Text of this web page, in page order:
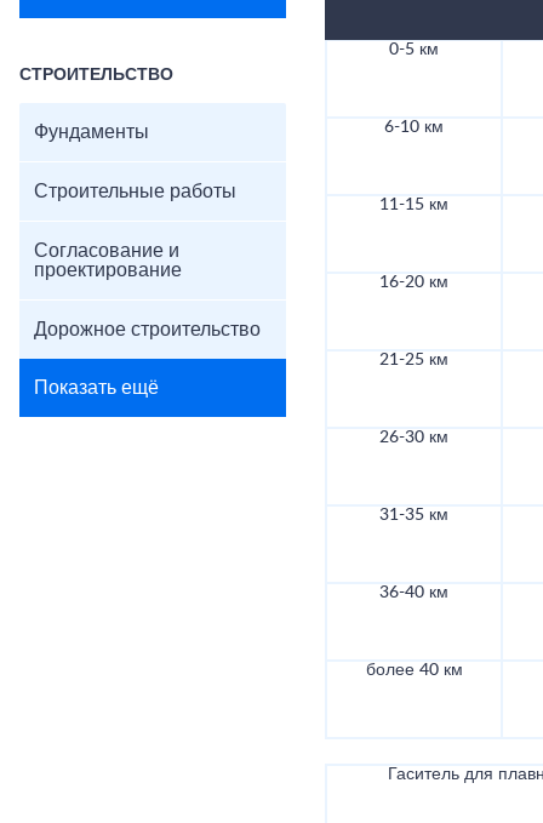
СТРОИТЕЛЬСТВО
Фундаменты
Строительные работы
Согласование и
проектирование
Дорожное строительство
Показать ещё
0-5 км
6-10 км
11-15 км
16-20 км
21-25 км
26-30 км
31-35 км
36-40 км
более 40 км
Гаситель для